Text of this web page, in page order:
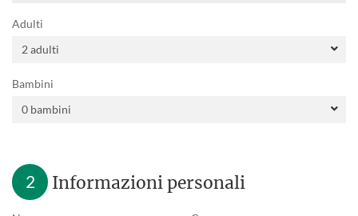
Adulti
Bambini
2 Informazioni personali